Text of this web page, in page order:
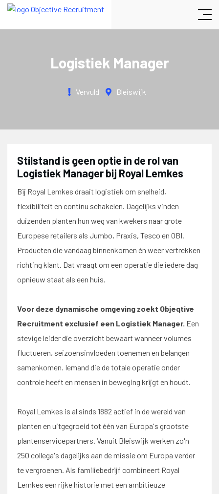
Logistiek Manager
Vervuld Bleiswijk
Stilstand is geen optie in de rol van
Logistiek Manager bij Royal Lemkes
Bij Royal Lemkes draait logistiek om snelheid,
flexibiliteit en continu schakelen. Dagelijks vinden
duizenden planten hun weg van kwekers naar grote
Europese retailers als Jumbo, Praxis, Tesco en OBI.
Producten die vandaag binnenkomen én weer vertrekken
richting klant. Dat vraagt om een operatie die iedere dag
opnieuw staat als een huis.
Voor deze dynamische omgeving zoekt Objeqtive
Recruitment exclusief een Logistiek Manager. Een
stevige leider die overzicht bewaart wanneer volumes
fluctueren, seizoensinvloeden toenemen en belangen
samenkomen. Iemand die de totale operatie onder
controle heeft en mensen in beweging krijgt en houdt.
Royal Lemkes is al sinds 1882 actief in de wereld van
planten en uitgegroeid tot één van Europa's grootste
plantenservicepartners. Vanuit Bleiswijk werken zo'n
250 collega's dagelijks aan de missie om Europa verder
te vergroenen. Als familiebedrijf combineert Royal
Lemkes een rijke historie met een ambitieuze